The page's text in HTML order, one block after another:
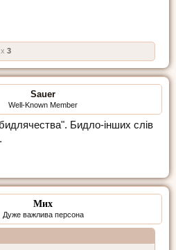
3
Sauer
Well-Known Member
Бидло-інших слів
Мих
Дуже важлива персона